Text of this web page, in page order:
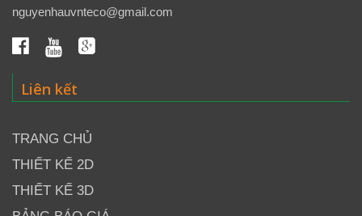
nguyenhauvnteco@gmail.com
Liên kết
TRANG CHỦ
THIẾT KẾ 2D
THIẾT KẾ 3D